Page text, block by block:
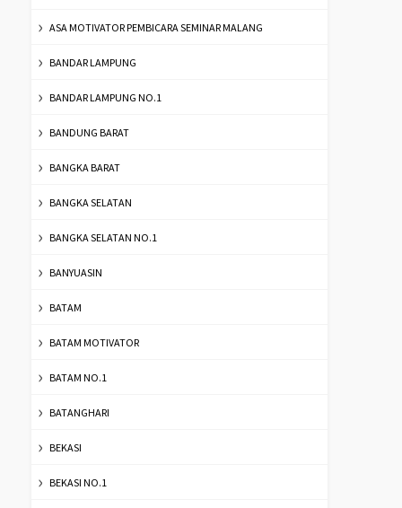
ASA MOTIVATOR PEMBICARA SEMINAR MALANG
BANDAR LAMPUNG
BANDAR LAMPUNG NO.1
BANDUNG BARAT
BANGKA BARAT
BANGKA SELATAN
BANGKA SELATAN NO.1
BANYUASIN
BATAM
BATAM MOTIVATOR
BATAM NO.1
BATANGHARI
BEKASI
BEKASI NO.1